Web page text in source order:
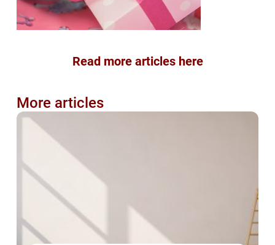
Read more articles here
More articles